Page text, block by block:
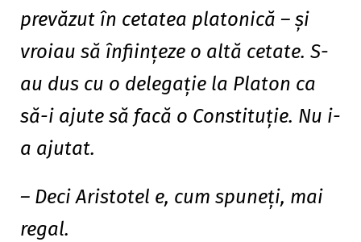
prevăzut în cetatea platonică – şi
vroiau să înfiinţeze o altă cetate. S-
au dus cu o delegaţie la Platon ca
să-i ajute să facă o Constituţie. Nu i-
a ajutat.
– Deci Aristotel e, cum spuneţi, mai
regal.